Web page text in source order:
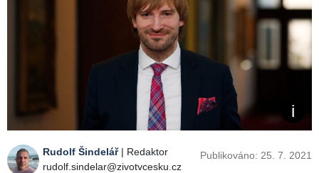
Rudolf Šindelář| Redaktor
rudolf.sindelar@zivotvcesku.cz
Publikováno: 25. 7. 2021